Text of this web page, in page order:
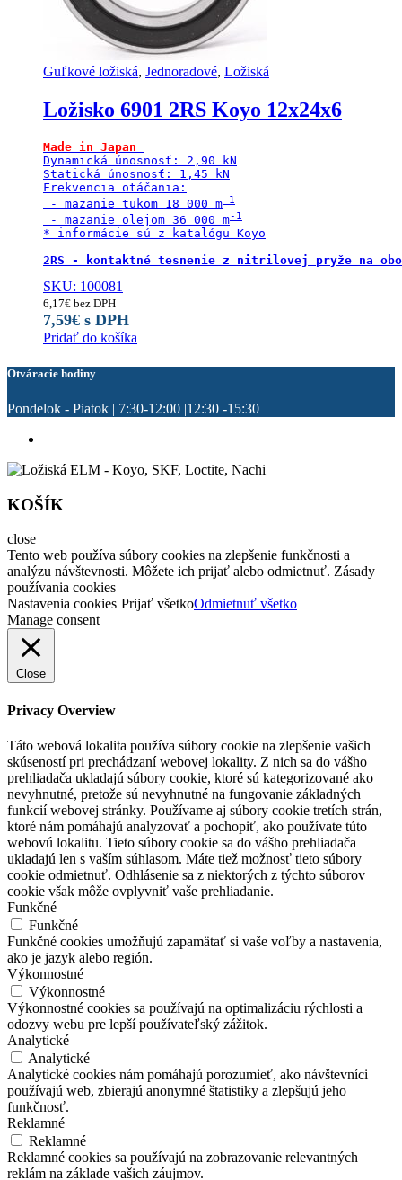
Guľkové ložiská, Jednoradové, Ložiská
Ložisko 6901 2RS Koyo 12x24x6
Made in Japan
Dynamická únosnosť: 2,90 kN
Statická únosnosť: 1,45 kN
Frekvencia otáčania:
- mazanie tukom 18 000 m
- mazanie olejom 36 000 m
* informácie sú z katalógu Koyo
2RS - kontaktné tesnenie z nitrilovej pryže na
SKU: 100081
6,17€ bez DPH
7,59€ s DPH
Pridať do košíka
Otváracie hodiny
Pondelok - Piatok | 7:30-12:00 |12:30 -15:30
KOŠÍK
close
Tento web používa súbory cookies na zlepšenie funkčnosti a
analýzu návštevnosti. Môžete ich prijať alebo odmietnuť. Zásady
používania cookies
Nastavenia cookies Prijať všetkoOdmietnuť všetko
Manage consent
Close
Privacy Overview
Táto webová lokalita používa súbory cookie na zlepšenie vašich
skúseností pri prechádzaní webovej lokality. Z nich sa do vášho
prehliadača ukladajú súbory cookie, ktoré sú kategorizované ako
nevyhnutné, pretože sú nevyhnutné na fungovanie základných
funkcií webovej stránky. Používame aj súbory cookie tretích strán,
ktoré nám pomáhajú analyzovať a pochopiť, ako používate túto
webovú lokalitu. Tieto súbory cookie sa do vášho prehliadača
ukladajú len s vaším súhlasom. Máte tiež možnosť tieto súbory
cookie odmietnuť. Odhlásenie sa z niektorých z týchto súborov
cookie však môže ovplyvniť vaše prehliadanie.
Funkčné
Funkčné
Funkčné cookies umožňujú zapamätať si vaše voľby a nastavenia,
ako je jazyk alebo región.
Výkonnostné
Výkonnostné
Výkonnostné cookies sa používajú na optimalizáciu rýchlosti a
odozvy webu pre lepší používateľský zážitok.
Analytické
Analytické
Analytické cookies nám pomáhajú porozumieť, ako návštevníci
používajú web, zbierajú anonymné štatistiky a zlepšujú jeho
funkčnosť.
Reklamné
Reklamné
Reklamné cookies sa používajú na zobrazovanie relevantných
reklám na základe vašich záujmov.